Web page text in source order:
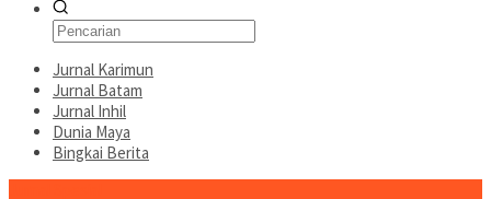
Jurnal Karimun
Jurnal Batam
Jurnal Inhil
Dunia Maya
Bingkai Berita